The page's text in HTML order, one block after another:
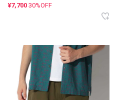
¥7,700 30%OFF